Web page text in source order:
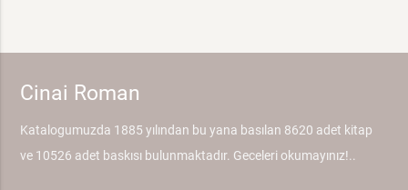
Cinai Roman
Katalogumuzda 1885 yılından bu yana basılan 8620 adet kitap
ve 10526 adet baskısı bulunmaktadır. Geceleri okumayınız!..